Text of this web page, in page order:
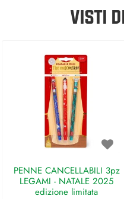
VISTI
PENNE CANCELLABILI 3pz
LEGAMI - NATALE 2025
edizione limitata